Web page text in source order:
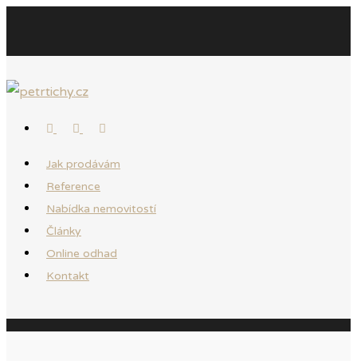
Jak prodávám
Reference
Nabídka nemovitostí
Články
Online odhad
Kontakt